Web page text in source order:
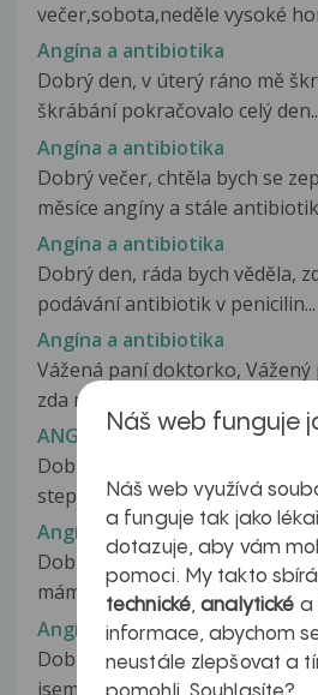
večer,sobota,neděle vysoké
Angína a antibiotika
Dobrý den, v úterý ráno mě
škrábání pokračovalo celý
Angína a antibiotika
Dobrý večer, chtěla bych se
měsíce angíny a stále
Angína a antibiotika
Dobrý den, ráda bych věděla,
podávání antibiotik v penicilin...
Angína a antibiotika
Vážená paní doktorko,
zda mám jít k lékaři a proto...
ANGÍNA A ANTIBIOTIKA
Dobrý den, mám prý zánět
steptokoka a beru již dva dny
Angína a bílý jazyk
Dobrý den, prosím Vás, chci
mám angínu, měla jsem
Angína a bolest zubů
Dobrý den. Mám angínu podle
jsem antibiotika. Na to...
Náš web funguje
Náš web využívá
a funguje tak jako
dotazuje, aby vám
pomoci. My takto
technické,analytické a
informace, abychom
neustále zlepšovat a